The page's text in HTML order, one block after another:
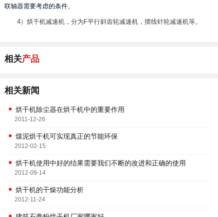
联轴器需要考虑的条件。
4）烘干机减速机，分为F平行斜齿轮减速机，摆线针轮减速机等。
相关产品
相关新闻
烘干机除尘器在烘干机中的重要作用
2011-12-26
煤泥烘干机可实现真正的节能环保
2012-02-15
烘干机使用中好的结果需要我们不断的改进和正确的使用
2012-09-14
烘干机的干燥功能分析
2012-11-24